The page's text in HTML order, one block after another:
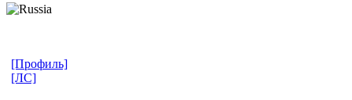
[Профиль]
[ЛС]